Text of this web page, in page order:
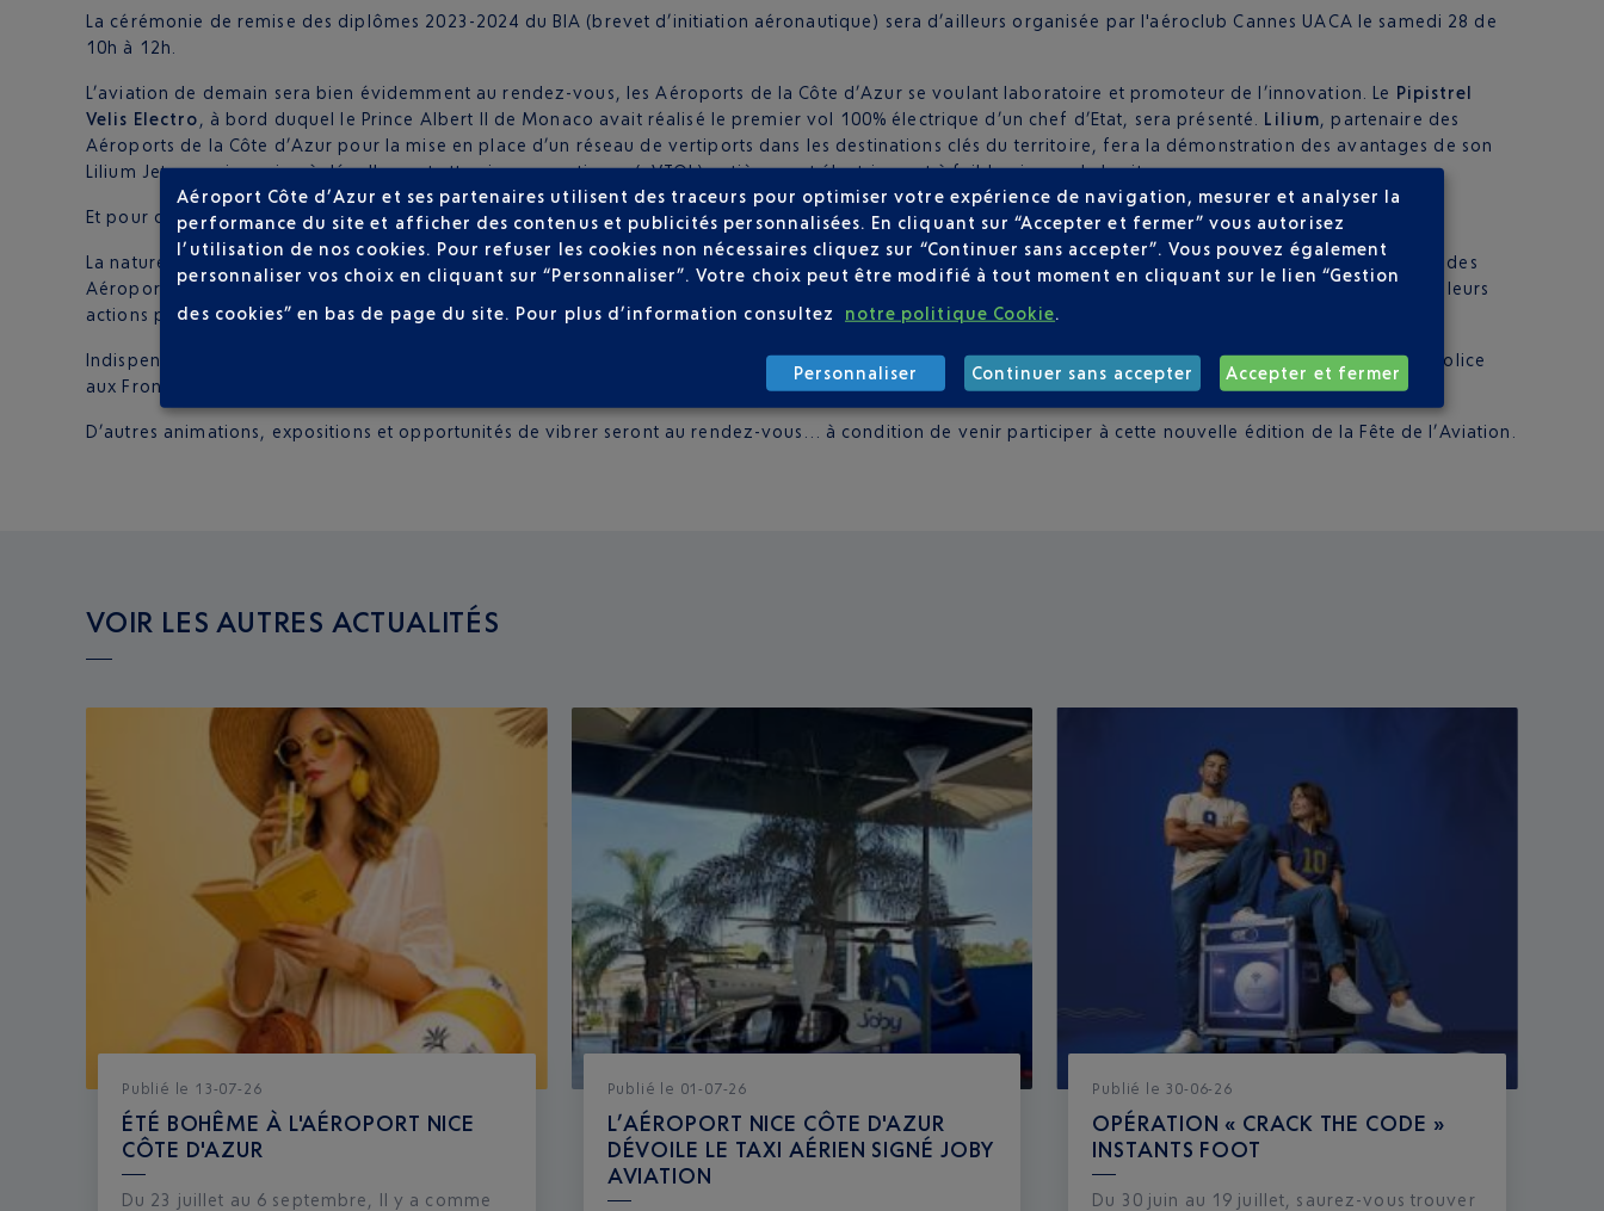
La cérémonie de remise des diplômes 2023-2024 du BIA (brevet d’initiation aéronautique) sera d’ailleurs organisée par l'aéroclub Cannes UACA le samedi 28 de
10h à 12h.
L’aviation de demain sera bien évidemment au rendez-vous, les Aéroports de la Côte d’Azur se voulant laboratoire et promoteur de l’innovation. Le Pipistrel
Velis Electro, à bord duquel le Prince Albert II de Monaco avait réalisé le premier vol 100% électrique d’un chef d’Etat, sera présenté. Lilium, partenaire des
Aéroports de la Côte d’Azur pour la mise en place d’un réseau de vertiports dans les destinations clés du territoire, fera la démonstration des avantages de son
Lilium Jet, premier avion à décollage et atterrissage verticaux (eVTOL) entièrement électrique et à faible niveau de bruit.
Et pour ceux que le secteur passionne et qui souhaitent le faire évoluer, Thales Alenia Spaceprésentera le dispositif Ingénieurs pour l’Ecole.
La nature sera également bien représentée. L’association AéroBiodiversité, qui accompagne les actions de préservation de la faune et de la flore au sein des
Aéroports de la Côte d’Azur, tiendra un stand pour faire découvrir toute la richesse naturelle des aéroports nécessaire à la préservation des abeilles et de leurs
actions polinisatrices.Le Rucher de Florentproposeront en miroir des activités d’apiculture.
Indispensables aux activités aéroportuaires et aéronautiques, les services de l’Etat seront bien représentés, notamment avec la brigade cynophilede la Police
aux Frontières.
D’autres animations, expositions et opportunités de vibrer seront au rendez-vous… à condition de venir participer à cette nouvelle édition de la Fête de l’Aviation.
VOIR LES AUTRES ACTUALITÉS
Publié le 13-07-26
ÉTÉ BOHÊME À L'AÉROPORT NICE
CÔTE D'AZUR
Du 23 juillet au 6 septembre, Il y a comme
Publié le 01-07-26
L’AÉROPORT NICE CÔTE D'AZUR
DÉVOILE LE TAXI AÉRIEN SIGNÉ JOBY
AVIATION
Publié le 30-06-26
OPÉRATION « CRACK THE CODE »
INSTANTS FOOT
Du 30 juin au 19 juillet, saurez-vous trouver
Aéroport Côte d’Azur et ses partenaires utilisent des traceurs pour optimiser votre expérience de navigation, mesurer et analyser la
performance du site et afficher des contenus et publicités personnalisées. En cliquant sur “Accepter et fermer” vous autorisez
l’utilisation de nos cookies. Pour refuser les cookies non nécessaires cliquez sur “Continuer sans accepter”. Vous pouvez également
personnaliser vos choix en cliquant sur “Personnaliser”. Votre choix peut être modifié à tout moment en cliquant sur le lien “Gestion
des cookies” en bas de page du site. Pour plus d’information consultez notre politique Cookie
Personnaliser Continuer sans accepter Accepter et fermer